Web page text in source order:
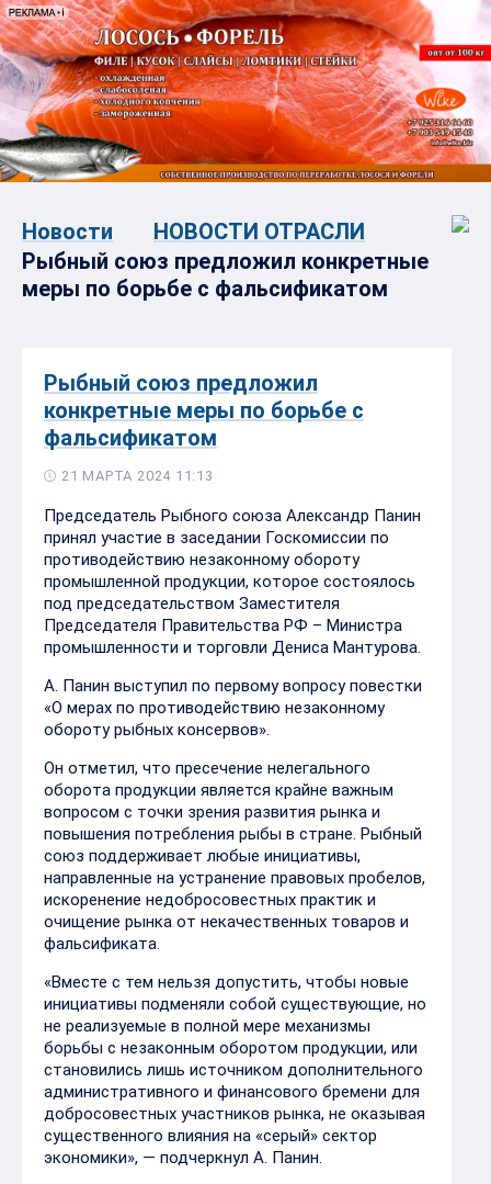
Новости
НОВОСТИ ОТРАСЛИ
Рыбный союз предложил конкретные
меры по борьбе с фальсификатом
Рыбный союз предложил
конкретные меры по борьбе с
фальсификатом
21 МАРТА 2024 11:13
Председатель Рыбного союза Александр Панин
принял участие в заседании Госкомиссии по
противодействию незаконному обороту
промышленной продукции, которое состоялось
под председательством Заместителя
Председателя Правительства РФ – Министра
промышленности и торговли Дениса Мантурова.
А. Панин выступил по первому вопросу повестки
«О мерах по противодействию незаконному
обороту рыбных консервов».
Он отметил, что пресечение нелегального
оборота продукции является крайне важным
вопросом с точки зрения развития рынка и
повышения потребления рыбы в стране. Рыбный
союз поддерживает любые инициативы,
направленные на устранение правовых пробелов,
искоренение недобросовестных практик и
очищение рынка от некачественных товаров и
фальсификата.
«Вместе с тем нельзя допустить, чтобы новые
инициативы подменяли собой существующие, но
не реализуемые в полной мере механизмы
борьбы с незаконным оборотом продукции, или
становились лишь источником дополнительного
административного и финансового бремени для
добросовестных участников рынка, не оказывая
существенного влияния на «серый» сектор
экономики», — подчеркнул А. Панин.